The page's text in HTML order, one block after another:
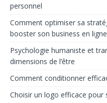
personnel
Comment optimiser sa
booster son business en ligne
Psychologie humaniste et
dimensions de l’être
Comment conditionner
Choisir un logo efficace pour